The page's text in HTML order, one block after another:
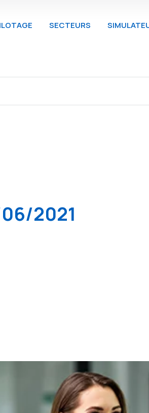
SECTEURS
2021